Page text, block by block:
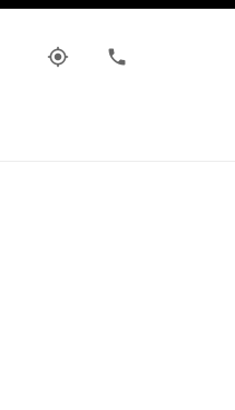
my_location phone